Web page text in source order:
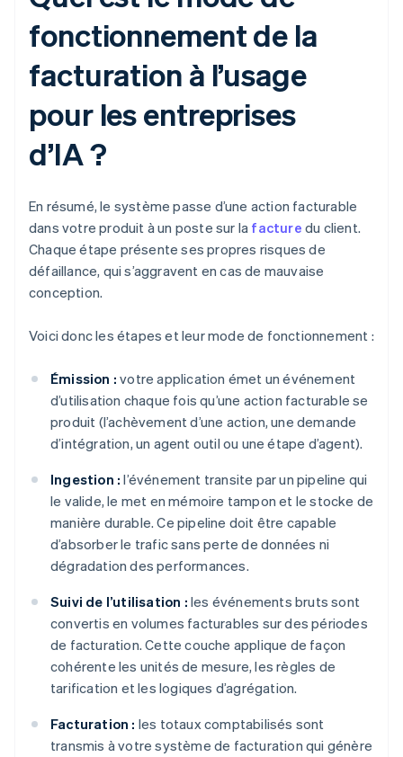
fonctionnement de la
facturation à l’usage
pour les entreprises
d’IA ?
En résumé, le système passe d’une action facturable
dans votre produit à un poste sur la facture du client.
Chaque étape présente ses propres risques de
défaillance, qui s’aggravent en cas de mauvaise
conception.
Voici donc les étapes et leur mode de fonctionnement :
Émission : votre application émet un événement
d’utilisation chaque fois qu’une action facturable se
produit (l’achèvement d’une action, une demande
d’intégration, un agent outil ou une étape d’agent).
Ingestion : l’événement transite par un pipeline qui
le valide, le met en mémoire tampon et le stocke de
manière durable. Ce pipeline doit être capable
d’absorber le trafic sans perte de données ni
dégradation des performances.
Suivi de l’utilisation : les événements bruts sont
convertis en volumes facturables sur des périodes
de facturation. Cette couche applique de façon
cohérente les unités de mesure, les règles de
tarification et les logiques d’agrégation.
Facturation : les totaux comptabilisés sont
transmis à votre système de facturation qui génère